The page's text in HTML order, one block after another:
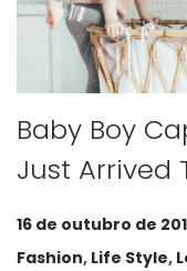
Baby Boy
Just Arrived
P
o
16 de outubro de
Fashion, Life Style,